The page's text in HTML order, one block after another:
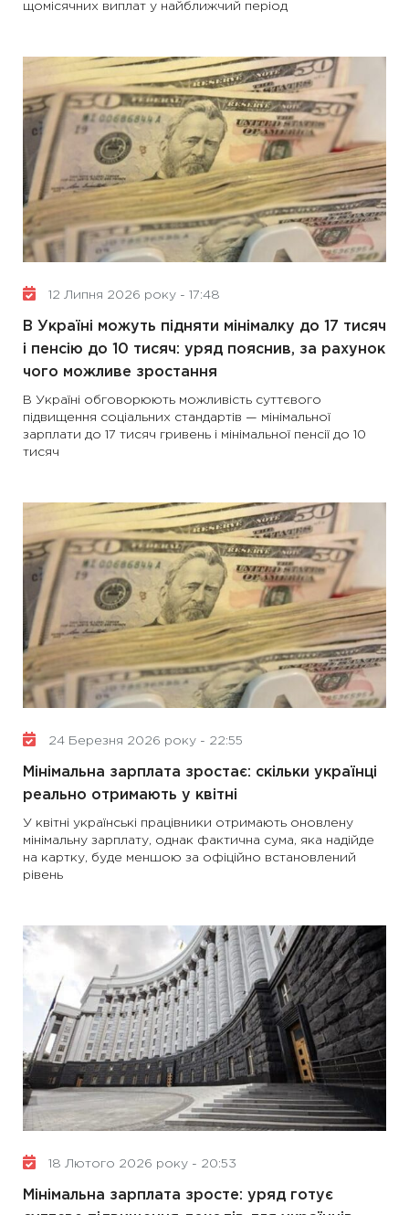
щомісячних виплат у найближчий період
12 Липня 2026 року - 17:48
В Україні можуть підняти мінімалку до 17 тисяч
і пенсію до 10 тисяч: уряд пояснив, за рахунок
чого можливе зростання
В Україні обговорюють можливість суттєвого
підвищення соціальних стандартів — мінімальної
зарплати до 17 тисяч гривень і мінімальної пенсії до 10
тисяч
24 Березня 2026 року - 22:55
Мінімальна зарплата зростає: скільки українці
реально отримають у квітні
У квітні українські працівники отримають оновлену
мінімальну зарплату, однак фактична сума, яка надійде
на картку, буде меншою за офіційно встановлений
рівень
18 Лютого 2026 року - 20:53
Мінімальна зарплата зросте: уряд готує